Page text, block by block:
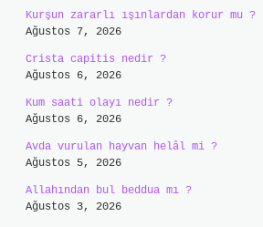
Kurşun zararlı ışınlardan korur mu ?
Ağustos 7, 2026
Crista capitis nedir ?
Ağustos 6, 2026
Kum saati olayı nedir ?
Ağustos 6, 2026
Avda vurulan hayvan helâl mi ?
Ağustos 5, 2026
Allahından bul beddua mı ?
Ağustos 3, 2026